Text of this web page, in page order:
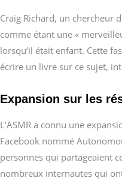
Craig Richard, un chercheur
comme étant une «
lorsqu’il était enfant. Cette
écrire un livre sur ce sujet,
Expansion sur les
L’ASMR a connu une
Facebook nommé
personnes qui partageaient
nombreux internautes qui